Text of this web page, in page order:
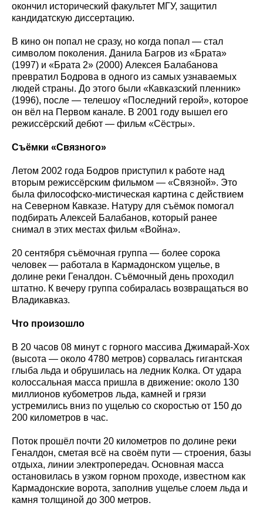
окончил исторический факультет МГУ, защитил
кандидатскую диссертацию.
В кино он попал не сразу, но когда попал — стал
символом поколения. Данила Багров из «Брата»
(1997) и «Брата 2» (2000) Алексея Балабанова
превратил Бодрова в одного из самых узнаваемых
людей страны. До этого были «Кавказский пленник»
(1996), после — телешоу «Последний герой», которое
он вёл на Первом канале. В 2001 году вышел его
режиссёрский дебют — фильм «Сёстры».
Съёмки «Связного»
Летом 2002 года Бодров приступил к работе над
вторым режиссёрским фильмом — «Связной». Это
была философско-мистическая картина с действием
на Северном Кавказе. Натуру для съёмок помогал
подбирать Алексей Балабанов, который ранее
снимал в этих местах фильм «Война».
20 сентября съёмочная группа — более сорока
человек — работала в Кармадонском ущелье, в
долине реки Геналдон. Съёмочный день проходил
штатно. К вечеру группа собиралась возвращаться во
Владикавказ.
Что произошло
В 20 часов 08 минут с горного массива Джимарай-Хох
(высота — около 4780 метров) сорвалась гигантская
глыба льда и обрушилась на ледник Колка. От удара
колоссальная масса пришла в движение: около 130
миллионов кубометров льда, камней и грязи
устремились вниз по ущелью со скоростью от 150 до
200 километров в час.
Поток прошёл почти 20 километров по долине реки
Геналдон, сметая всё на своём пути — строения, базы
отдыха, линии электропередач. Основная масса
остановилась в узком горном проходе, известном как
Кармадонские ворота, заполнив ущелье слоем льда и
камня толщиной до 300 метров.